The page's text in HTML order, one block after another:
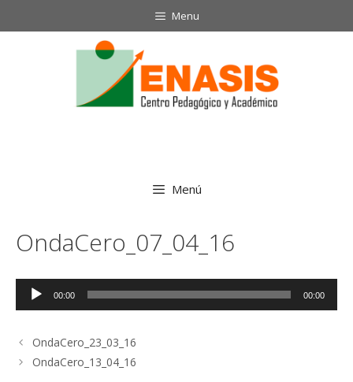
Menu
Menú
OndaCero_07_04_16
Reproductor
00:00 00:00
OndaCero_23_03_16
OndaCero_13_04_16